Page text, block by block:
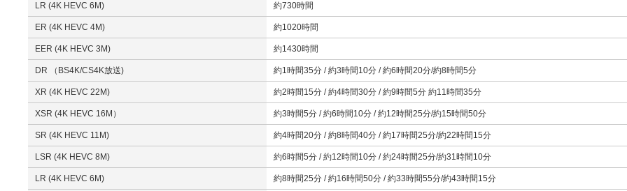
LR (4K HEVC 6M) 約730時間
ER (4K HEVC 4M) 約1020時間
EER (4K HEVC 3M) 約1430時間
DR （BS4K/CS4K放送) 約1時間35分 / 約3時間10分 / 約6時間20分/約8時間5分
XR (4K HEVC 22M) 約2時間15分 / 約4時間30分 / 約9時間5分 約11時間35分
XSR (4K HEVC 16M） 約3時間5分 / 約6時間10分 / 約12時間25分/約15時間50分
SR (4K HEVC 11M) 約4時間20分 / 約8時間40分 / 約17時間25分/約22時間15分
LSR (4K HEVC 8M) 約6時間5分 / 約12時間10分 / 約24時間25分/約31時間10分
LR (4K HEVC 6M) 約8時間25分 / 約16時間50分 / 約33時間55分/約43時間15分